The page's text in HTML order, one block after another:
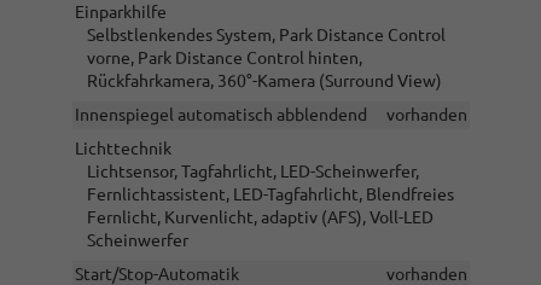
Einparkhilfe
Selbstlenkendes System, Park Distance Control
vorne, Park Distance Control hinten,
Rückfahrkamera, 360°-Kamera (Surround View)
Innenspiegel automatisch abblendend
vorhanden
Lichttechnik
Lichtsensor, Tagfahrlicht, LED-Scheinwerfer,
Fernlichtassistent, LED-Tagfahrlicht, Blendfreies
Fernlicht, Kurvenlicht, adaptiv (AFS), Voll-LED
Scheinwerfer
Start/Stop-Automatik
vorhanden